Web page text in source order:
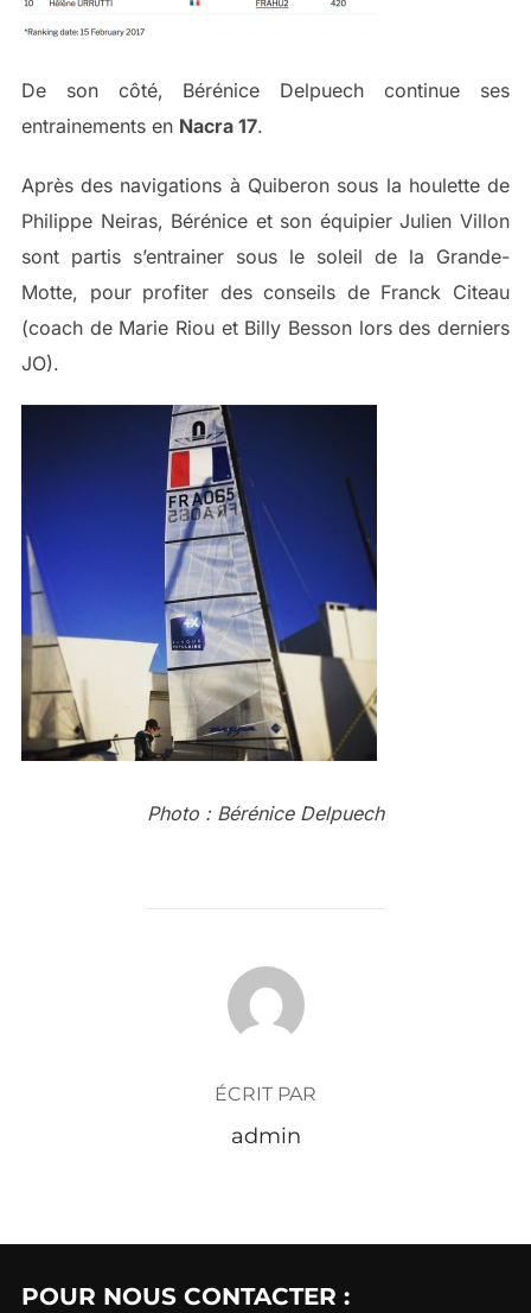
De son côté, Bérénice Delpuech continue ses
entrainements en Nacra 17.
Après des navigations à Quiberon sous la houlette de
Philippe Neiras, Bérénice et son équipier Julien Villon
sont partis s’entrainer sous le soleil de la Grande-
Motte, pour profiter des conseils de Franck Citeau
(coach de Marie Riou et Billy Besson lors des derniers
JO).
Photo : Bérénice Delpuech
AUTEUR DE LA PUBLICATION
ÉCRIT PAR
admin
POUR NOUS CONTACTER :